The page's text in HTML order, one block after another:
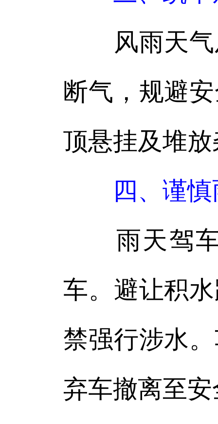
风雨天气
断气，规避
顶悬挂及堆
四、谨
雨天驾车
车。避让积
禁强行涉水
弃车撤离至